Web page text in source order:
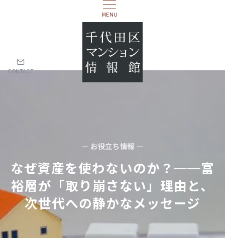
MENU
CONTACT
— お役立ち情報 —
なぜ資産を使わないのか？──富
裕層が「取り崩さない」理由と、
次世代への静かなメッセージ